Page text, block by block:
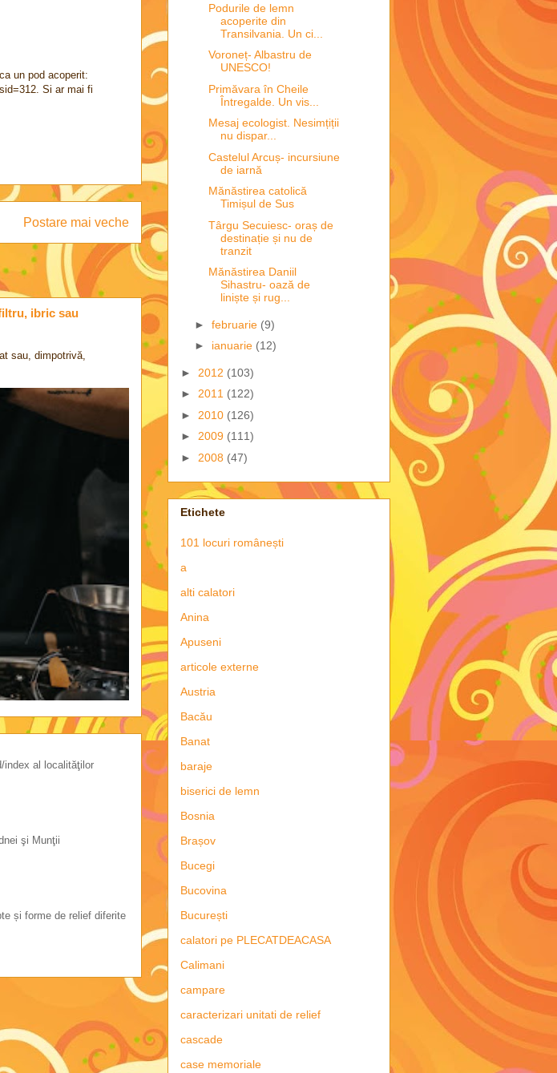
un pod acoperit:
Si ar mai fi
Postare mai veche
ibric sau
sau, dimpotrivă,
index al localităţilor
şi Munţii
și forme de relief diferite
Podurile de lemn
acoperite din
Transilvania. Un ci...
Voroneț- Albastru de
UNESCO!
Primăvara în Cheile
Întregalde. Un vis...
Mesaj ecologist. Nesimțiții
nu dispar...
Castelul Arcuș- incursiune
de iarnă
Mănăstirea catolică
Timișul de Sus
Târgu Secuiesc- oraș de
destinație și nu de
tranzit
Mănăstirea Daniil
Sihastru- oază de
liniște și rug...
► februarie (9)
► ianuarie (12)
► 2012 (103)
► 2011 (122)
► 2010 (126)
► 2009 (111)
► 2008 (47)
Etichete
101 locuri românești
a
alti calatori
Anina
Apuseni
articole externe
Austria
Bacău
Banat
baraje
biserici de lemn
Bosnia
Brașov
Bucegi
Bucovina
București
calatori pe PLECATDEACASA
Calimani
campare
caracterizari unitati de relief
cascade
case memoriale